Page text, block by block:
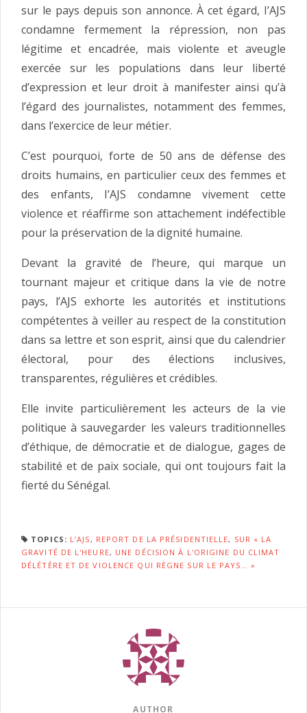
sur le pays depuis son annonce. À cet égard, I’AJS
condamne fermement la répression, non pas
légitime et encadrée, mais violente et aveugle
exercée sur les populations dans leur liberté
d’expression et leur droit à manifester ainsi qu’à
l’égard des journalistes, notamment des femmes,
dans l’exercice de leur métier.
C’est pourquoi, forte de 50 ans de défense des
droits humains, en particulier ceux des femmes et
des enfants, I’AJS condamne vivement cette
violence et réaffirme son attachement indéfectible
pour la préservation de la dignité humaine.
Devant la gravité de l’heure, qui marque un
tournant majeur et critique dans la vie de notre
pays, l’AJS exhorte les autorités et institutions
compétentes à veiller au respect de la constitution
dans sa lettre et son esprit, ainsi que du calendrier
électoral, pour des élections inclusives,
transparentes, régulières et crédibles.
Elle invite particulièrement les acteurs de la vie
politique à sauvegarder les valeurs traditionnelles
d’éthique, de démocratie et de dialogue, gages de
stabilité et de paix sociale, qui ont toujours fait la
fierté du Sénégal.
TOPICS: L’AJS, REPORT DE LA PRÉSIDENTIELLE, SUR « LA
GRAVITÉ DE L'HEURE, UNE DÉCISION À L'ORIGINE DU CLIMAT
DÉLÉTÈRE ET DE VIOLENCE QUI RÈGNE SUR LE PAYS… »
AUTHOR